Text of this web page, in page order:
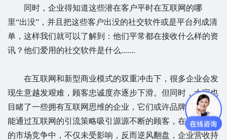
同时，企业得知道这些潜在客户平时在互联网的哪
里“出没”，并且把这些客户出没的社交软件或是平台列成清
单，这样我们就可以了解到：他们平常都在接收什么样的资
讯？他们爱用的社交软件是什么.......
在互联网和新型商业模式的双重冲击下，很多企业会发
现生意越发艰难，顾客忠诚度亦逐步下滑。但同时，大家也
目睹了一些拥有互联网思维的企业，它们或许品牌不大，却
能通过互联网的引流策略吸引源源不断的顾客，在竞争激烈
的市场竞争中，不仅未受影响，反而逆风翻盘，企业营收持